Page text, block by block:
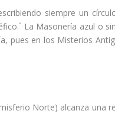
siempre un
La Masonería azul o
pues en los Misterios
Norte) alcanza una